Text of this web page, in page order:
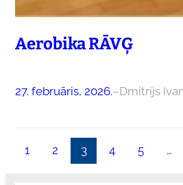
Aerobika RĀVĢ
27. februāris, 2026.–Dmitrijs
1 2 3 4 5 …